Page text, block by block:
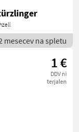
mesecev na spletu
1 €
DDV ni
terjalen